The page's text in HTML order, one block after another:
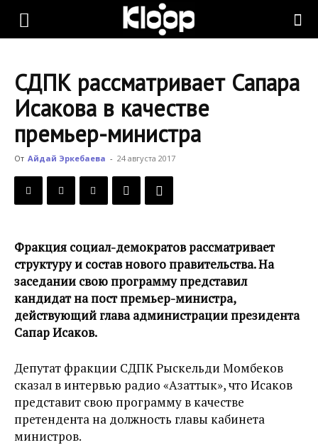
KLOOP.KG
Новости
Кыргызстана
СДПК рассматривает Сапара
Исакова в качестве
премьер-министра
От Айдай Эркебаева - 24 августа 2017
Фракция социал-демократов рассматривает
структуру и состав нового правительства. На
заседании свою программу представил
кандидат на пост премьер-министра,
действующий глава администрации президента
Сапар Исаков.
Депутат фракции СДПК Рыскельди Момбеков
сказал в интервью радио «Азаттык», что Исаков
представит свою программу в качестве
претендента на должность главы кабинета
министров.